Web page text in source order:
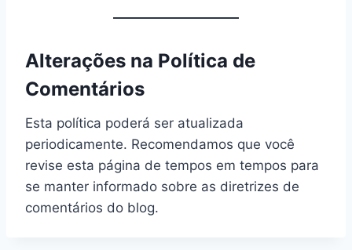
Alterações na Política de
Comentários
Esta política poderá ser atualizada
periodicamente. Recomendamos que você
revise esta página de tempos em tempos para
se manter informado sobre as diretrizes de
comentários do blog.